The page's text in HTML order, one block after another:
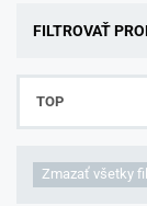
FILTROVAŤ
TOP
Zmazať všetky